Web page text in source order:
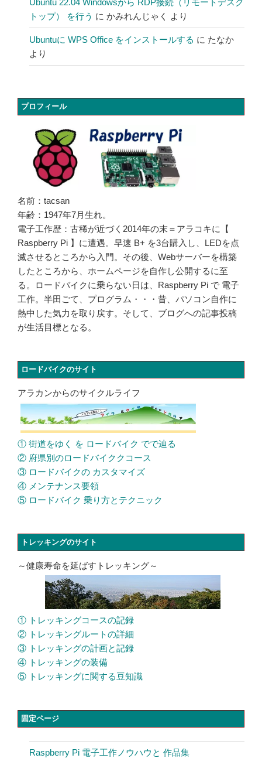
トップ） を行う に かみれんじゃく より
Ubuntuに WPS Office をインストールする に たなか
より
プロフィール
名前：tacsan
年齢：1947年7月生れ。
電子工作歴：古稀が近づく2014年の末＝アラコキに【
Raspberry Pi 】に遭遇。早速 B+ を3台購入し、LEDを点
滅させるところから入門。その後、Webサーバーを構築
したところから、ホームページを自作し公開するに至
る。ロードバイクに乗らない日は、Raspberry Pi で 電子
工作。半田ごて、プログラム・・・昔、パソコン自作に
熱中した気力を取り戻す。そして、ブログへの記事投稿
が生活目標となる。
ロードバイクのサイト
アラカンからのサイクルライフ
① 街道をゆく を ロードバイク でで辿る
② 府県別のロードバイククコース
③ ロードバイクの カスタマイズ
④ メンテナンス要領
⑤ ロードバイク 乗り方とテクニック
トレッキングのサイト
～健康寿命を延ばすトレッキング～
① トレッキングコースの記録
② トレッキングルートの詳細
③ トレッキングの計画と記録
④ トレッキングの装備
⑤ トレッキングに関する豆知識
固定ページ
Raspberry Pi 電子工作ノウハウと 作品集